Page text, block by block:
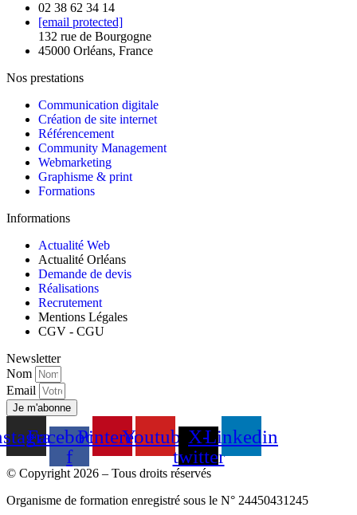
02 38 62 34 14
[email protected]
132 rue de Bourgogne
45000 Orléans, France
Nos prestations
Communication digitale
Création de site internet
Référencement
Community Management
Webmarketing
Graphisme & print
Formations
Informations
Actualité Web
Actualité Orléans
Demande de devis
Réalisations
Recrutement
Mentions Légales
CGV - CGU
Newsletter
Nom
Email
Je m'abonne
Facebook-
f
PinterestYoutubeX-
twitter
Linkedin
© Copyright 2026 – Tous droits réservés
Organisme de formation enregistré sous le N° 24450431245